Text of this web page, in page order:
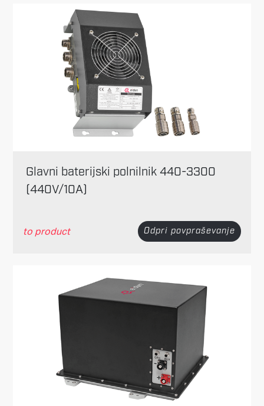
Glavni baterijski polnilnik 440-3300
(440V/10A)
to product Odpri povpraševanje